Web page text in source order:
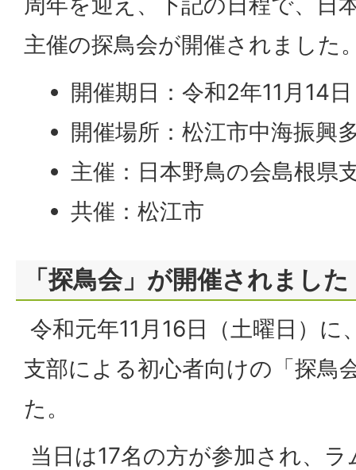
主催の探鳥会が開催されました
開催期日：令和2年11月14
開催場所：松江市中海振興
主催：日本野鳥の会島根県
共催：松江市
「探鳥会」が開催されました
令和元年11月16日（土曜日）に
支部による初心者向けの「探鳥
た。
当日は17名の方が参加され、